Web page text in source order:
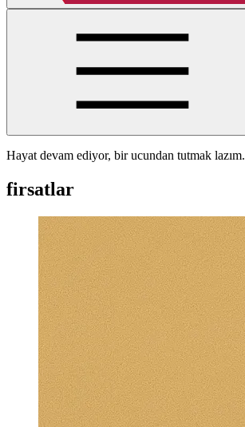
Hayat devam ediyor, bir ucundan tutmak lazım.
firsatlar